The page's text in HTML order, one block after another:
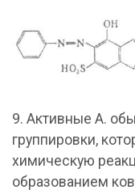
9. Активные А.
группировки,
химическую
образованием